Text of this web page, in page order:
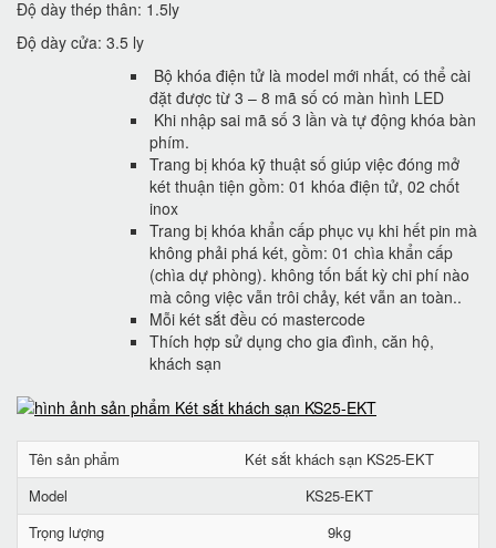
Độ dày thép thân: 1.5ly
Độ dày cửa: 3.5 ly
Bộ khóa điện tử là model mới nhất, có thể cài
đặt được từ 3 – 8 mã số có màn hình LED
Khi nhập sai mã số 3 lần và tự động khóa bàn
phím.
Trang bị khóa kỹ thuật số giúp việc đóng mở
két thuận tiện gồm: 01 khóa điện tử, 02 chốt
inox
Trang bị khóa khẩn cấp phục vụ khi hết pin mà
không phải phá két, gồm: 01 chìa khẩn cấp
(chìa dự phòng). không tốn bất kỳ chi phí nào
mà công việc vẫn trôi chảy, két vẫn an toàn..
Mỗi két sắt đều có mastercode
Thích hợp sử dụng cho gia đình, căn hộ,
khách sạn
Tên sản phẩm
Két sắt khách sạn KS25-EKT
Model
KS25-EKT
Trọng lượng
9kg